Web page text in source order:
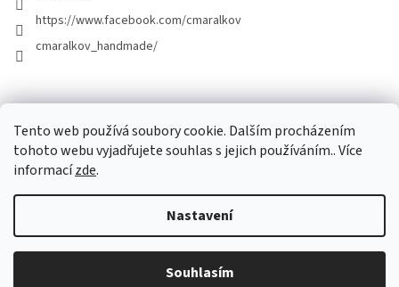
Tento web používá soubory cookie. Dalším procházením
tohoto webu vyjadřujete souhlas s jejich používáním.. Více
informacízde.
Nastavení
Souhlasím
https://www.facebook.com/cmaralkov
cmaralkov_handmade/
Copyright 2026Čmáralkov. Všechna práva vyhrazena.Upravit
nastavení cookies